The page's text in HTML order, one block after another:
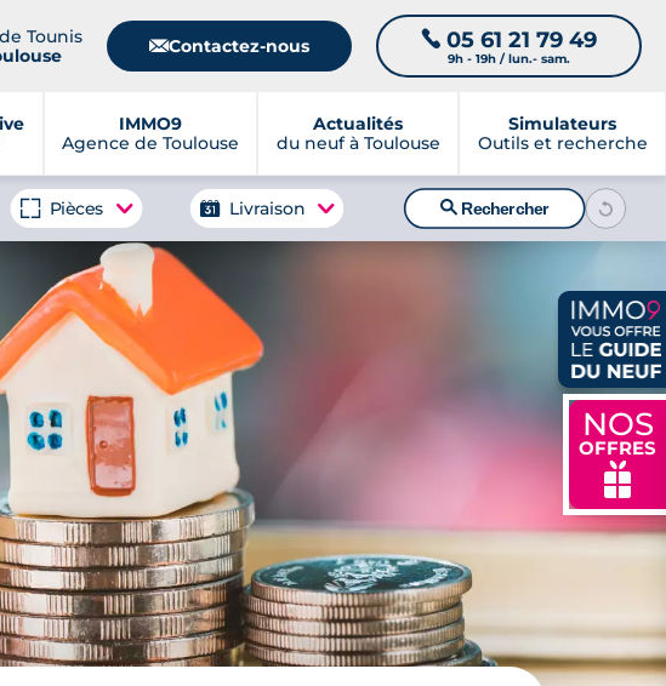
Tounis
📧Contactez-nous 📞 05 61 21 79 49
9h - 19h / lun.- sam.
IMMO9
Agence de Toulouse
Actualités
du neuf à Toulouse
Simulateurs
Outils et recherche
NOS
OFFRES
🎁
Pièces Livraison 🔍Rechercher